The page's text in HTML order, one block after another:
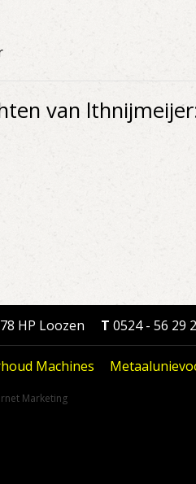
van
HP Loozen T 0524 - 56 29
Machines
Marketing